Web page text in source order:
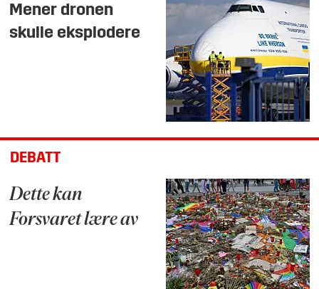
Mener dronen
skulle eksplodere
DEBATT
Dette kan
Forsvaret lære av